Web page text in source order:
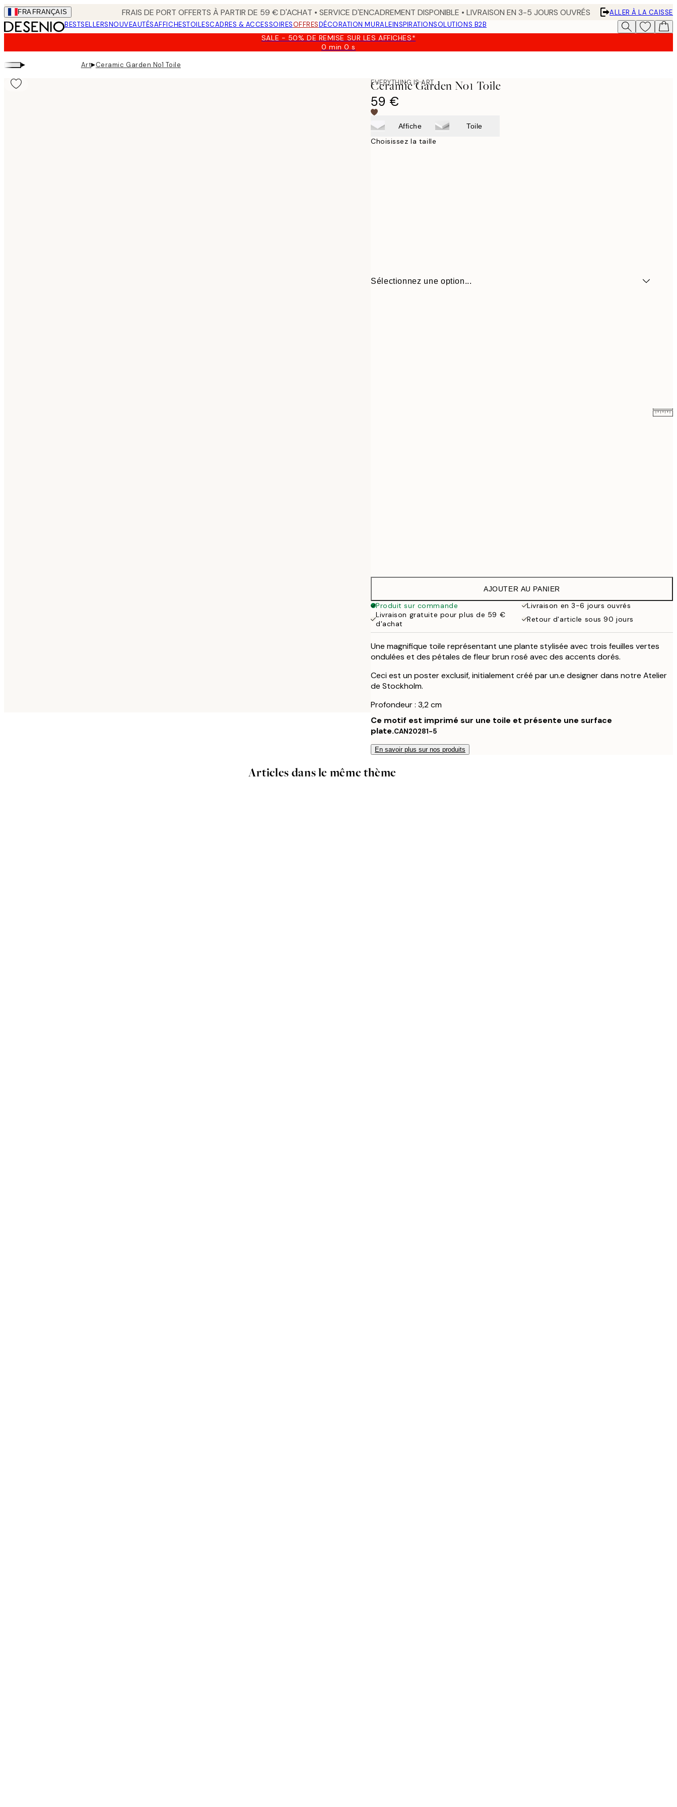
Skip
to
main
FRA FRANÇAIS FRAIS DE PORT OFFERTS À PARTIR DE 59 € D'ACHAT • SERVICE D'ENCADREMENT DISPONIBLE • LIVRAISON EN 3-5 JOURS OUVRÉS
ALLER À LA CAISSE
BESTSELLERSNOUVEAUTÉSAFFICHESTOILESCADRES & ACCESSOIRESOFFRESDÉCORATION MURALEINSPIRATIONSOLUTIONS B2B
SALE - 50% DE REMISE SUR LES AFFICHES*
0 min0 s
Valable
▸ Art▸Ceramic Garden No1 Toile
EVERYTHING IS ART
Ceramic Garden No1 Toile
59 €
Affiche Toile
Choisissez la taille
Sélectionnez une option...
AJOUTER AU PANIER
Produit sur commande
Livraison en 3-6 jours ouvrés
Livraison gratuite pour plus de 59 €
d'achat
Retour d'article sous 90 jours
Une magnifique toile représentant une plante stylisée avec trois feuilles vertes
ondulées et des pétales de fleur brun rosé avec des accents dorés.
Ceci est un poster exclusif, initialement créé par un.e designer dans notre Atelier
de Stockholm.
Profondeur : 3,2 cm
Ce motif est imprimé sur une toile et présente une surface
plate.CAN20281-5
En savoir plus sur nos produits
Articles dans le même thème